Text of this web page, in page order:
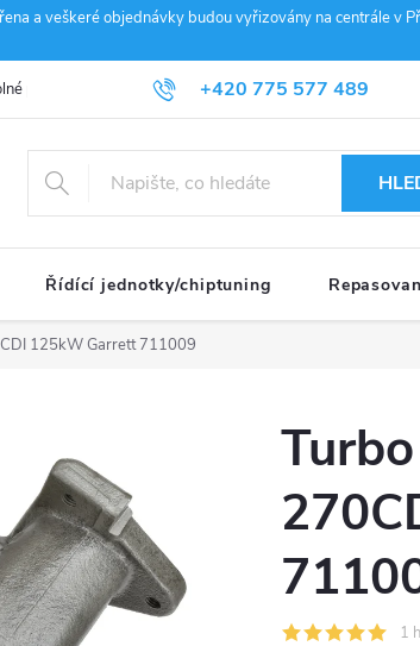
a veškeré objednávky budou vyřizovány na centrále v
+420 775 577 489
info@janousek-
pozice Obchodní podmínky Reklamace
Řídící jednotky/chiptuning
125kW Garrett 711009
1